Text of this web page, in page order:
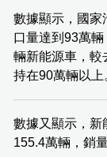
數據顯示，國家
口量達到93萬
輛新能源車，較
持在90萬輛以上
數據又顯示，新
155.4萬輛，銷